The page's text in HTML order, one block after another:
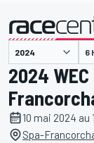
présenté par 6
2024
10 mai 2024 au
Spa-